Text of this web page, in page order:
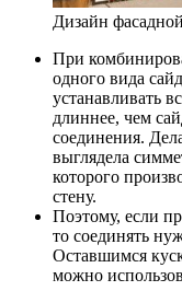
Дизайн
При
одного вида
устанавливать
длиннее, чем
соединения.
выглядела
которого
стену.
Поэтому, если
то соединять
Оставшимся
можно